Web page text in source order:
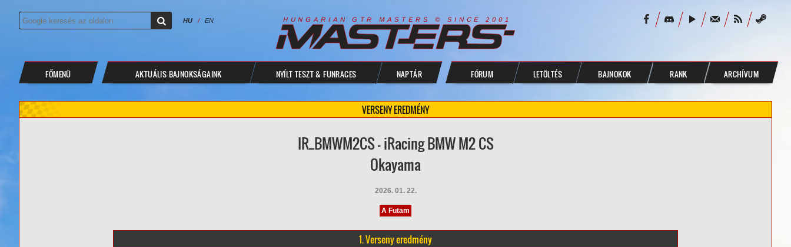
HU / EN H U N G A R I A N G T R M A S T E R S © S I N C E 2 0 0 1
FŐMENÜ AKTUÁLIS BAJNOKSÁGAINK NYÍLT TESZT & FUNRACES NAPTÁR FÓRUM LETÖLTÉS BAJNOKOK RANK ARCHÍVUM
VERSENY EREDMÉNY
IR_BMWM2CS - iRacing BMW M2 CS
Okayama
2026. 01. 22.
A Futam
1. Verseny eredmény